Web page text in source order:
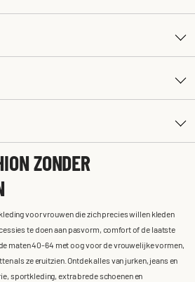
ZONDER
voor vrouwen die zich precies willen kleden
te doen aan pasvorm, comfort of de laatste
maten 40-64 met oog voor de vrouwelijke vormen,
als ze eruitzien. Ontdek alles van jurken, jeans en
sportkleding, extra brede schoenen en